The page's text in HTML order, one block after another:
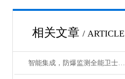
相关文章 / ARTICLE
智能集成，防爆监测全能卫士——一体化防爆气象检测系统#2026已更新